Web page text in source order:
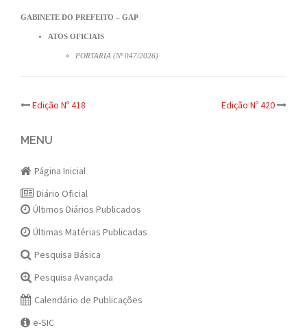
GABINETE DO PREFEITO – GAP
ATOS OFICIAIS
PORTARIA (Nº 047/2026)
Post
navigation
Edição Nº 418 Edição Nº 420
MENU
Página Inicial
Diário Oficial
Últimos Diários Publicados
Últimas Matérias Publicadas
Pesquisa Básica
Pesquisa Avançada
Calendário de Publicações
e-SIC